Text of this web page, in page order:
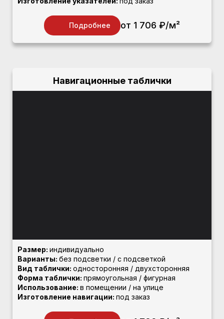
Подробнее от 1 706 ₽/м²
Навигационные таблички
Размер: индивидуально
Варианты: без подсветки / с подсветкой
Вид таблички: односторонняя / двухсторонняя
Форма таблички: прямоугольная / фигурная
Использование: в помещении / на улице
Изготовление навигации: под заказ